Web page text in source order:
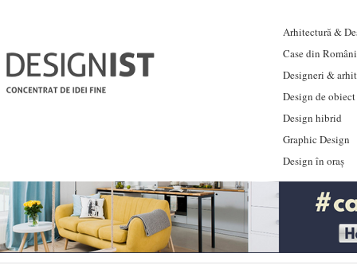
Arhitectură &
Case din
Designeri &
Design de obiect
Design hibrid
Graphic Design
Design în oraș